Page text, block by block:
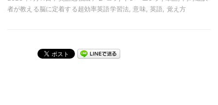
者が教える脳に定着する超効率英語学習法 ,意味 ,英語 覚え方